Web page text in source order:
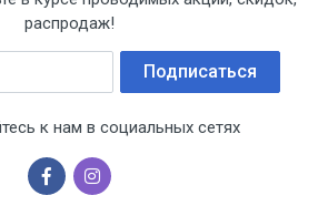
распродаж!
Подписаться
к нам в социальных сетях